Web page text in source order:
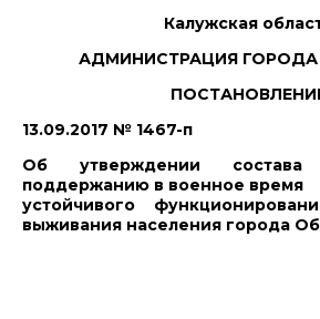
Калужская
АДМИНИСТРАЦИЯ
13.09.2017 № 1467-п
Об утверждении
поддержанию в военное время
устойчивого
выживания населения города